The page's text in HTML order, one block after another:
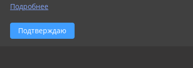
Подробнее
Подтверждаю